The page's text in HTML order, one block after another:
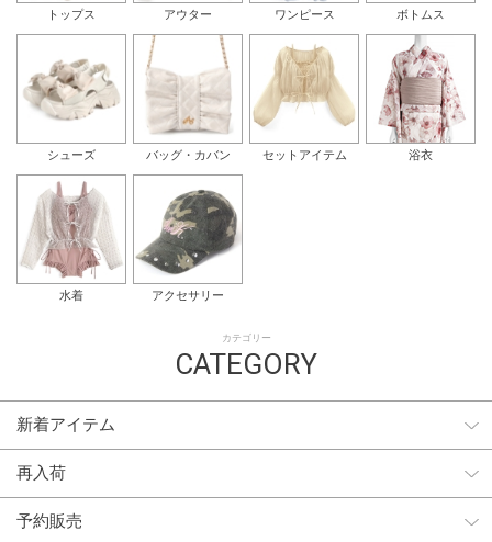
トップス アウター ワンピース ボトムス
シューズ バッグ・カバン セットアイテム 浴衣
水着 アクセサリー
カテゴリー
CATEGORY
新着アイテム
再入荷
予約販売